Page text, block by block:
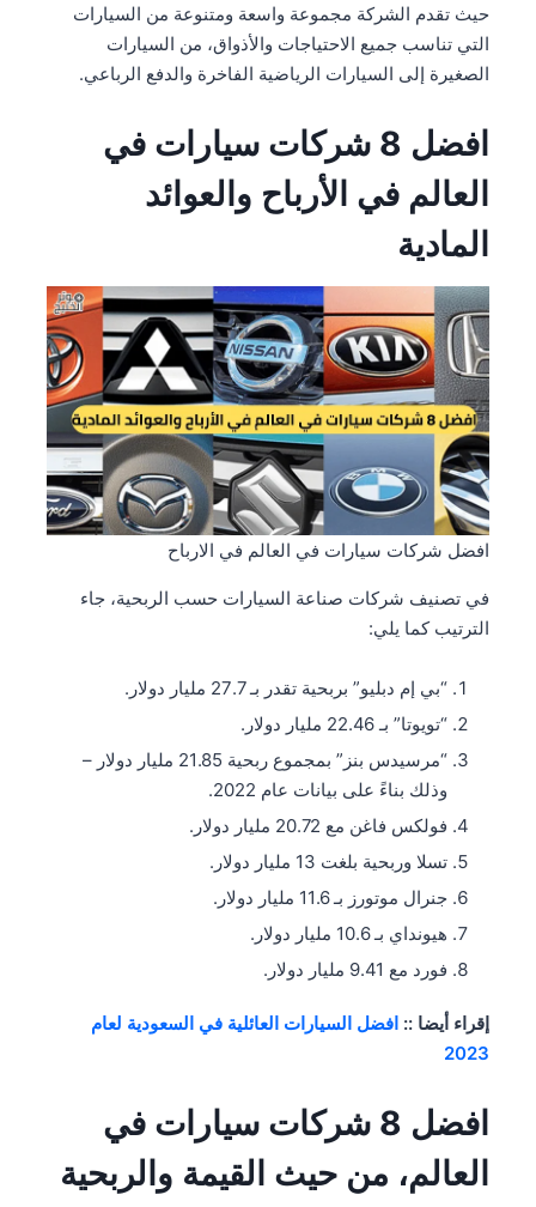
حيث تقدم الشركة مجموعة واسعة ومتنوعة من السيارات
التي تناسب جميع الاحتياجات والأذواق، من السيارات
الصغيرة إلى السيارات الرياضية الفاخرة والدفع الرباعي.
افضل 8 شركات سيارات في
العالم في الأرباح والعوائد
المادية
افضل شركات سيارات في العالم في الارباح
في تصنيف شركات صناعة السيارات حسب الربحية، جاء
الترتيب كما يلي:
“بي إم دبليو” بربحية تقدر بـ 27.7 مليار دولار.
“تويوتا” بـ 22.46 مليار دولار.
“مرسيدس بنز” بمجموع ربحية 21.85 مليار دولار –
وذلك بناءً على بيانات عام 2022.
فولكس فاغن مع 20.72 مليار دولار.
تسلا وربحية بلغت 13 مليار دولار.
جنرال موتورز بـ 11.6 مليار دولار.
هيونداي بـ 10.6 مليار دولار.
فورد مع 9.41 مليار دولار.
إقراء أيضا :: افضل السيارات العائلية في السعودية لعام
2023
افضل 8 شركات سيارات في
العالم، من حيث القيمة والربحية